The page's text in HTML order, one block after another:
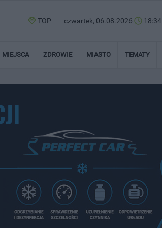
TOP czwartek, 06.08.2026 18:34
MIEJSCA ZDROWIE MIASTO TEMATY